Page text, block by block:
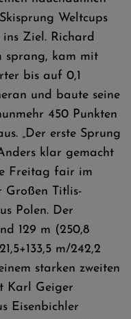
Weltcups
ins Ziel. Richard
sprang, kam mit
bis auf 0,1
und baute seine
450 Punkten
„Der erste Sprung
klar gemacht
Freitag fair im
Großen Titlis-
Polen. Der
129 m (250,8
m/242,2
starken zweiten
Karl Geiger
Eisenbichler